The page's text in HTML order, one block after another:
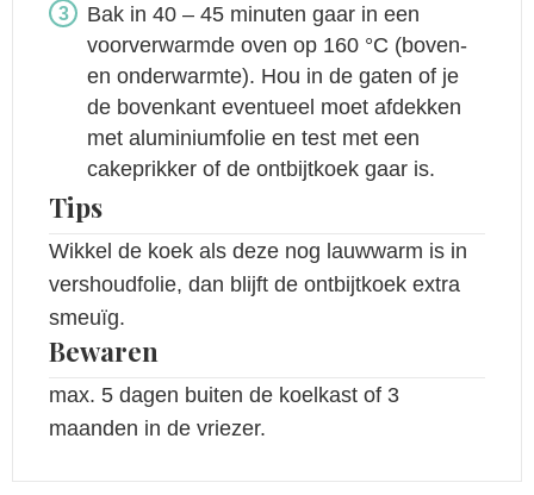
Bak in 40 – 45 minuten gaar in een
voorverwarmde oven op 160 °C (boven-
en onderwarmte). Hou in de gaten of je
de bovenkant eventueel moet afdekken
met aluminiumfolie en test met een
cakeprikker of de ontbijtkoek gaar is.
Tips
Wikkel de koek als deze nog lauwwarm is in
vershoudfolie, dan blijft de ontbijtkoek extra
smeuïg.
Bewaren
max. 5 dagen buiten de koelkast of 3
maanden in de vriezer.